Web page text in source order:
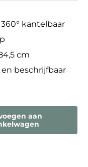
kantelbaar
cm
beschrijfbaar
aan